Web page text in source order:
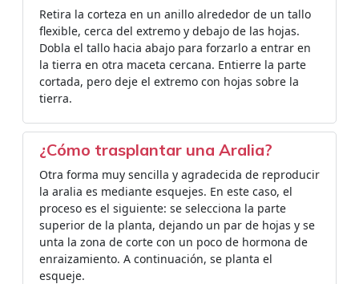
Retira la corteza en un anillo alrededor de un tallo
flexible, cerca del extremo y debajo de las hojas.
Dobla el tallo hacia abajo para forzarlo a entrar en
la tierra en otra maceta cercana. Entierre la parte
cortada, pero deje el extremo con hojas sobre la
tierra.
¿Cómo trasplantar una Aralia?
Otra forma muy sencilla y agradecida de reproducir
la aralia es mediante esquejes. En este caso, el
proceso es el siguiente: se selecciona la parte
superior de la planta, dejando un par de hojas y se
unta la zona de corte con un poco de hormona de
enraizamiento. A continuación, se planta el
esqueje.